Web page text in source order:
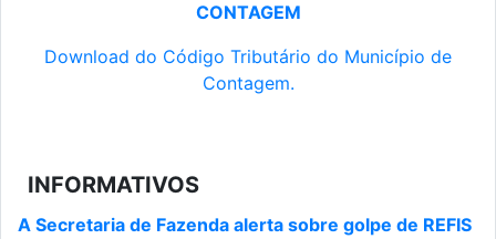
CONTAGEM
Download do Código Tributário do Município de
Contagem.
INFORMATIVOS
A Secretaria de Fazenda alerta sobre golpe de REFIS